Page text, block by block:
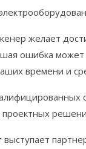
желает
ошибка может
времени и
проектных
выступает